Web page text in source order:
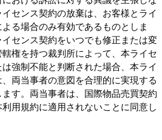
センス契約の放棄は、お客様とライ
る場合のみ有効であるものとしま
センス契約をいつでも修正または変
権を持つ裁判所によって、本ライセ
強制不能と判断された場合、本ライ
両当事者の意図を合理的に実現する
す。両当事者は、国際物品売買契約
用規約に適用されないことに同意し